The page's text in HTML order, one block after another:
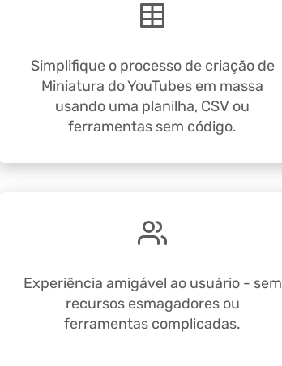
Simplifique o processo de criação de
Miniatura do YouTubes em massa
usando uma planilha, CSV ou
ferramentas sem código.
Experiência amigável ao usuário - sem
recursos esmagadores ou
ferramentas complicadas.